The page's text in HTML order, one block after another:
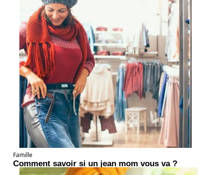
Famille
Comment savoir si un jean mom vous va ?